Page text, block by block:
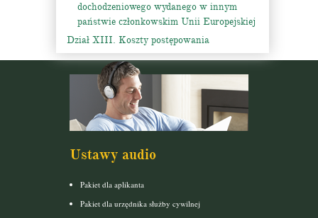
dochodzeniowego wydanego w innym
państwie członkowskim Unii Europejskiej
Dział XIII. Koszty postępowania
Ustawy audio
Pakiet dla aplikanta
Pakiet dla urzędnika służby cywilnej